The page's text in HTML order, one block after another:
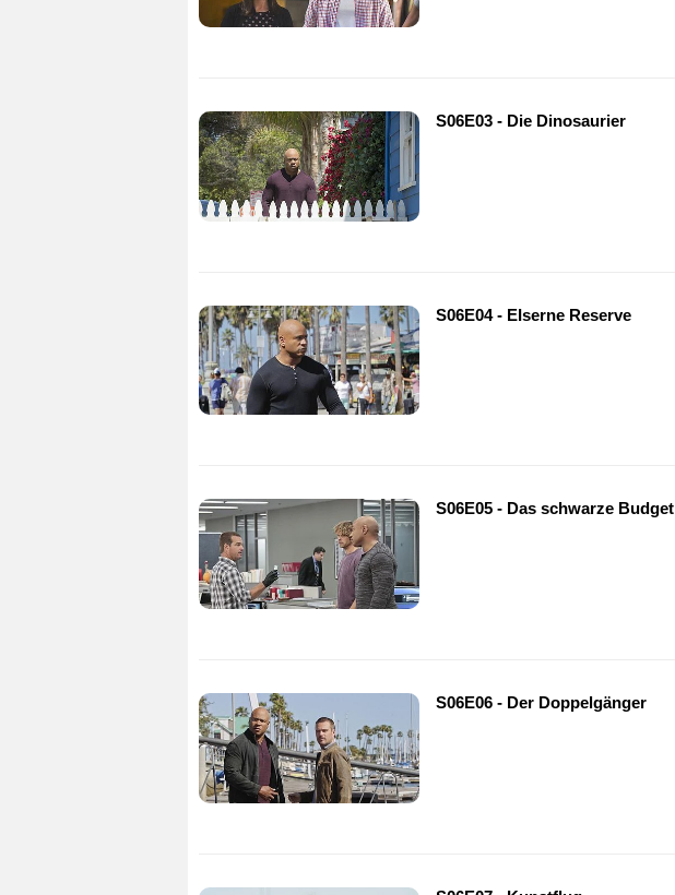
S06E03 - Die Dinosaurier
S06E04 - EIserne Reserve
S06E05 - Das schwarze Budget
S06E06 - Der Doppelgänger